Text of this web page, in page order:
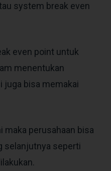
system break even
even point untuk
menentukan
juga bisa memakai
maka perusahaan bisa
selanjutnya seperti